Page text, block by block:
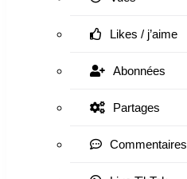
Likes / j’aime
Abonnées
Partages
Commentaires